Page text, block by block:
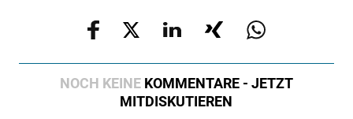
NOCH KEINE KOMMENTARE - JETZT
MITDISKUTIEREN